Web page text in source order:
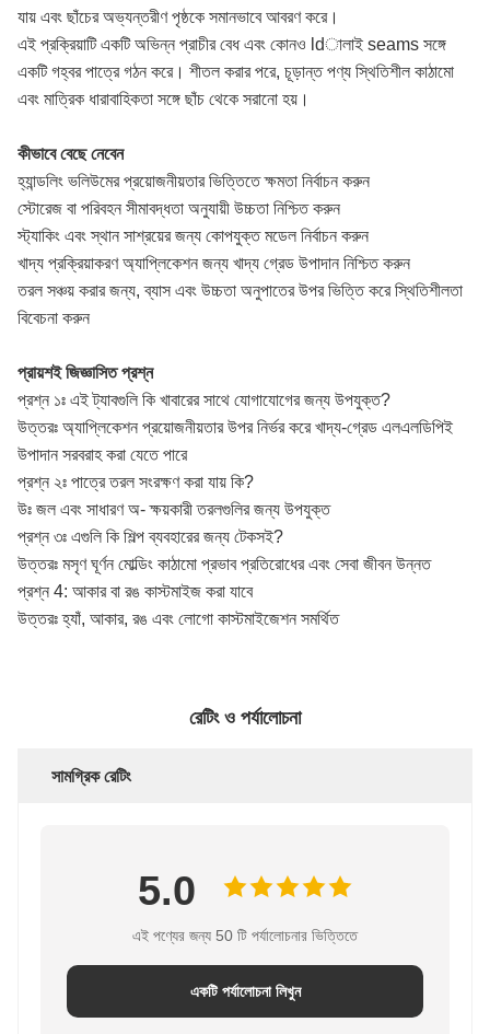
যায় এবং ছাঁচের অভ্যন্তরীণ পৃষ্ঠকে সমানভাবে আবরণ করে।
এই প্রক্রিয়াটি একটি অভিন্ন প্রাচীর বেধ এবং কোনও ldালাই seams সঙ্গে
একটি গহ্বর পাত্রে গঠন করে। শীতল করার পরে, চূড়ান্ত পণ্য স্থিতিশীল কাঠামো
এবং মাত্রিক ধারাবাহিকতা সঙ্গে ছাঁচ থেকে সরানো হয়।
কীভাবে বেছে নেবেন
হ্যান্ডলিং ভলিউমের প্রয়োজনীয়তার ভিত্তিতে ক্ষমতা নির্বাচন করুন
স্টোরেজ বা পরিবহন সীমাবদ্ধতা অনুযায়ী উচ্চতা নিশ্চিত করুন
স্ট্যাকিং এবং স্থান সাশ্রয়ের জন্য কোপযুক্ত মডেল নির্বাচন করুন
খাদ্য প্রক্রিয়াকরণ অ্যাপ্লিকেশন জন্য খাদ্য গ্রেড উপাদান নিশ্চিত করুন
তরল সঞ্চয় করার জন্য, ব্যাস এবং উচ্চতা অনুপাতের উপর ভিত্তি করে স্থিতিশীলতা
বিবেচনা করুন
প্রায়শই জিজ্ঞাসিত প্রশ্ন
প্রশ্ন ১ঃ এই ট্যাবগুলি কি খাবারের সাথে যোগাযোগের জন্য উপযুক্ত?
উত্তরঃ অ্যাপ্লিকেশন প্রয়োজনীয়তার উপর নির্ভর করে খাদ্য-গ্রেড এলএলডিপিই
উপাদান সরবরাহ করা যেতে পারে
প্রশ্ন ২ঃ পাত্রে তরল সংরক্ষণ করা যায় কি?
উঃ জল এবং সাধারণ অ- ক্ষয়কারী তরলগুলির জন্য উপযুক্ত
প্রশ্ন ৩ঃ এগুলি কি শিল্প ব্যবহারের জন্য টেকসই?
উত্তরঃ মসৃণ ঘূর্ণন মোল্ডিং কাঠামো প্রভাব প্রতিরোধের এবং সেবা জীবন উন্নত
প্রশ্ন 4: আকার বা রঙ কাস্টমাইজ করা যাবে
উত্তরঃ হ্যাঁ, আকার, রঙ এবং লোগো কাস্টমাইজেশন সমর্থিত
রেটিং ও পর্যালোচনা
সামগ্রিক রেটিং
5.0
এই পণ্যের জন্য 50 টি পর্যালোচনার ভিত্তিতে
একটি পর্যালোচনা লিখুন